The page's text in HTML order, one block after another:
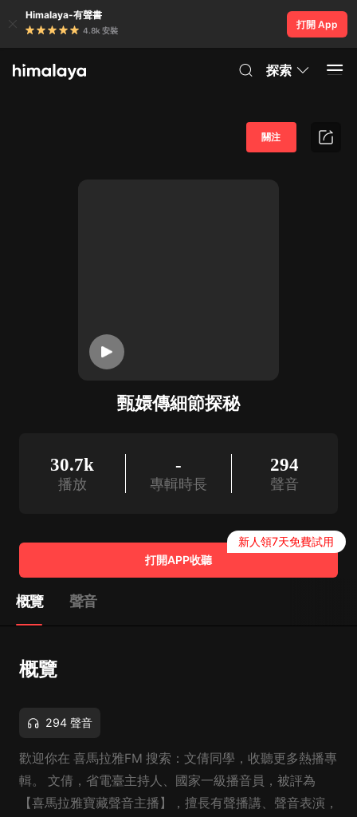
Himalaya-有聲書
4.8k 安裝
打開 App
探索
甄嬛傳細節探秘
關注
30.7k
播放
-
專輯時長
294
聲音
打開APP收聽
新人領7天免費試用
概覽 聲音
概覽
294 聲音
歡迎你在 喜馬拉雅FM 搜索：文倩同學，收聽更多熱播專
輯。 文倩，省電臺主持人、國家一級播音員，被評為
【喜馬拉雅寶藏聲音主播】，擅長有聲播講、聲音表演，